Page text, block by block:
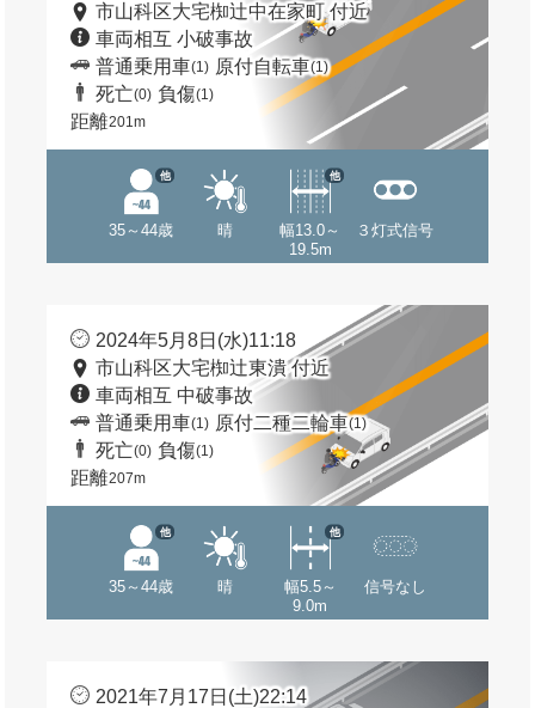
市山科区大宅椥辻中在家町 付近
車両相互 小破事故
普通乗用車(1) 原付自転車(1)
死亡(0) 負傷(1)
距離201m
35～44歳
他
晴
幅13.0～
19.5m
他
３灯式信号
2024年5月8日(水)11:18
市山科区大宅椥辻東潰 付近
車両相互 中破事故
普通乗用車(1) 原付二種二輪車(1)
死亡(0) 負傷(1)
距離207m
35～44歳
他
晴
幅5.5～
9.0m
他
信号なし
2021年7月17日(土)22:14